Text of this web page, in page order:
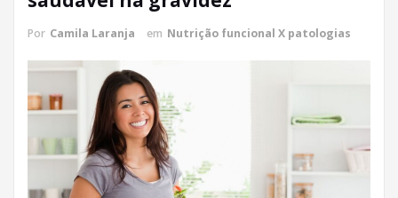
Por Camila Laranja em Nutrição funcional X patologias